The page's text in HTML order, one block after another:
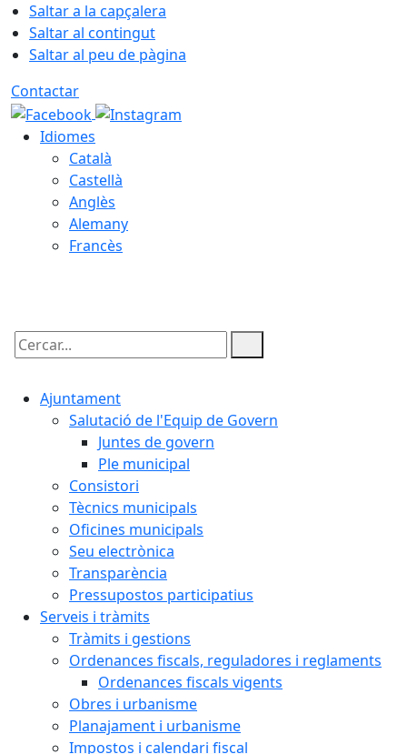
Saltar a la capçalera
Saltar al contingut
Saltar al peu de pàgina
Contactar
Idiomes
Català
Castellà
Anglès
Alemany
Francès
Cercar:
Ajuntament
Salutació de l'Equip de Govern
Juntes de govern
Ple municipal
Consistori
Tècnics municipals
Oficines municipals
Seu electrònica
Transparència
Pressupostos participatius
Serveis i tràmits
Tràmits i gestions
Ordenances fiscals, reguladores i reglaments
Ordenances fiscals vigents
Obres i urbanisme
Planajament i urbanisme
Impostos i calendari fiscal